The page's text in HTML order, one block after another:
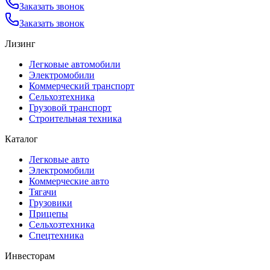
Заказать звонок
Заказать звонок
Лизинг
Легковые автомобили
Электромобили
Коммерческий транспорт
Сельхозтехника
Грузовой транспорт
Строительная техника
Каталог
Легковые авто
Электромобили
Коммерческие авто
Тягачи
Грузовики
Прицепы
Сельхозтехника
Спецтехника
Инвесторам